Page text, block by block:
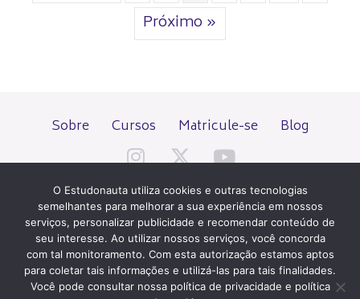
Próximo »
Sobre Cursos Matricule-se Blog
Todos os direitos reservados desde 2000.
PATROCÍNIO E HOSPEDAGEM
O Estudonauta utiliza cookies e outras tecnologias
semelhantes para melhorar a sua experiência em nossos
serviços, personalizar publicidade e recomendar conteúdo de
seu interesse. Ao utilizar nossos serviços, você concorda
com tal monitoramento. Com esta autorização estamos aptos
para coletar tais informações e utilizá-las para tais finalidades.
Você pode consultar nossa política de privacidade e política